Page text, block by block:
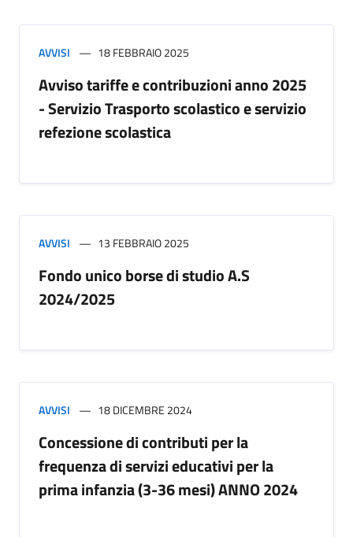
AVVISI 18 FEBBRAIO 2025
Avviso tariffe e contribuzioni anno 2025
- Servizio Trasporto scolastico e servizio
refezione scolastica
AVVISI 13 FEBBRAIO 2025
Fondo unico borse di studio A.S
2024/2025
AVVISI 18 DICEMBRE 2024
Concessione di contributi per la
frequenza di servizi educativi per la
prima infanzia (3-36 mesi) ANNO 2024